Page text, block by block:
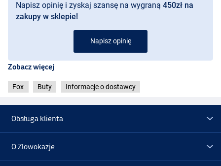
Napisz opinię i zyskaj szansę na wygraną 450zł na
zakupy w sklepie!
Napisz opinię
Zobacz więcej
Fox Buty Informacje o dostawcy
Obsługa klienta
O Zlowokazje